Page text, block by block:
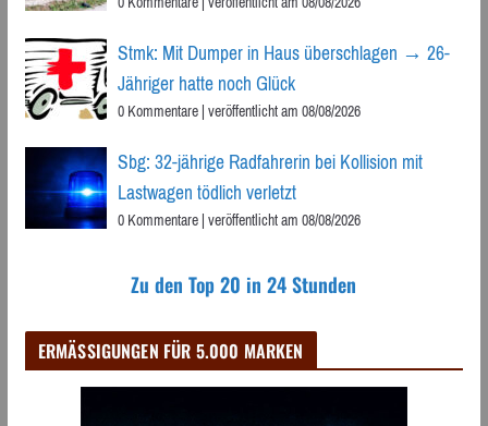
Stmk: Mit Dumper in Haus überschlagen → 26-
Jähriger hatte noch Glück
0 Kommentare|veröffentlicht am 08/08/2026
Sbg: 32-jährige Radfahrerin bei Kollision mit
Lastwagen tödlich verletzt
0 Kommentare|veröffentlicht am 08/08/2026
Zu den Top 20 in 24 Stunden
ERMÄSSIGUNGEN FÜR 5.000 MARKEN